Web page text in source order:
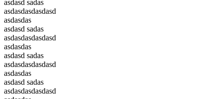
asdasd sadas
asdasdasdasdasd
asdasdas
asdasd sadas
asdasdasdasdasd
asdasdas
asdasd sadas
asdasdasdasdasd
asdasdas
asdasd sadas
asdasdasdasdasd